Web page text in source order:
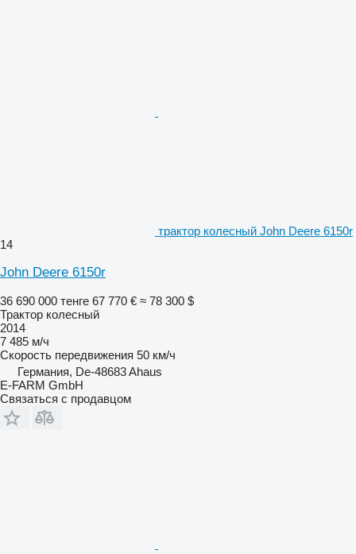
трактор колесный John Deere 6150r
14
John Deere 6150r
36 690 000 тенге 67 770 € ≈ 78 300 $
Трактор колесный
2014
7 485 м/ч
Скорость передвижения 50 км/ч
Германия, De-48683 Ahaus
E-FARM GmbH
Связаться с продавцом